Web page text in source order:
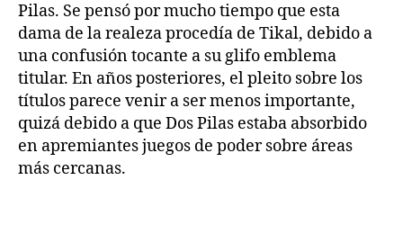
Pilas. Se pensó por mucho tiempo que esta
dama de la realeza procedía de Tikal, debido a
una confusión tocante a su glifo emblema
titular. En años posteriores, el pleito sobre los
títulos parece venir a ser menos importante,
quizá debido a que Dos Pilas estaba absorbido
en apremiantes juegos de poder sobre áreas
más cercanas.